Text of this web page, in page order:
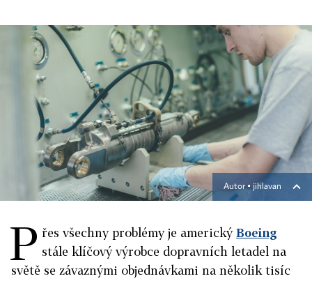
Autor ▪ jihlavan
P řes všechny problémy je americkýBoeing
stále klíčový výrobce dopravních letadel na
světě se závaznými objednávkami na několik tisíc